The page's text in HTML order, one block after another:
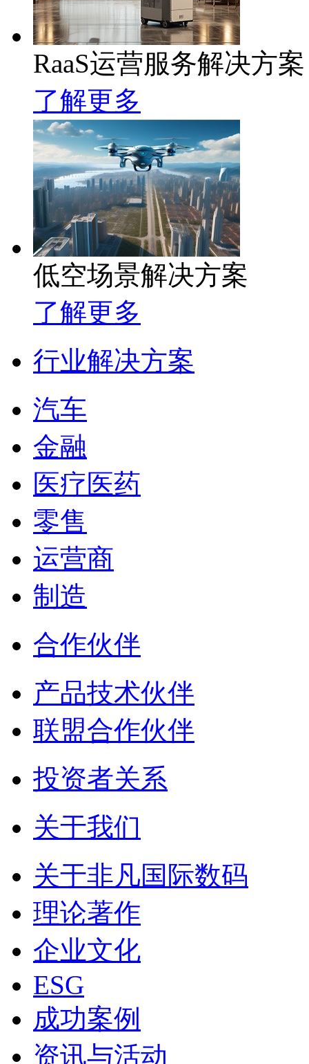
RaaS运营服务解决方案
了解更多
低空场景解决方案
了解更多
行业解决方案
汽车
金融
医疗医药
零售
运营商
制造
合作伙伴
产品技术伙伴
联盟合作伙伴
投资者关系
关于我们
关于非凡国际数码
理论著作
企业文化
ESG
成功案例
资讯与活动